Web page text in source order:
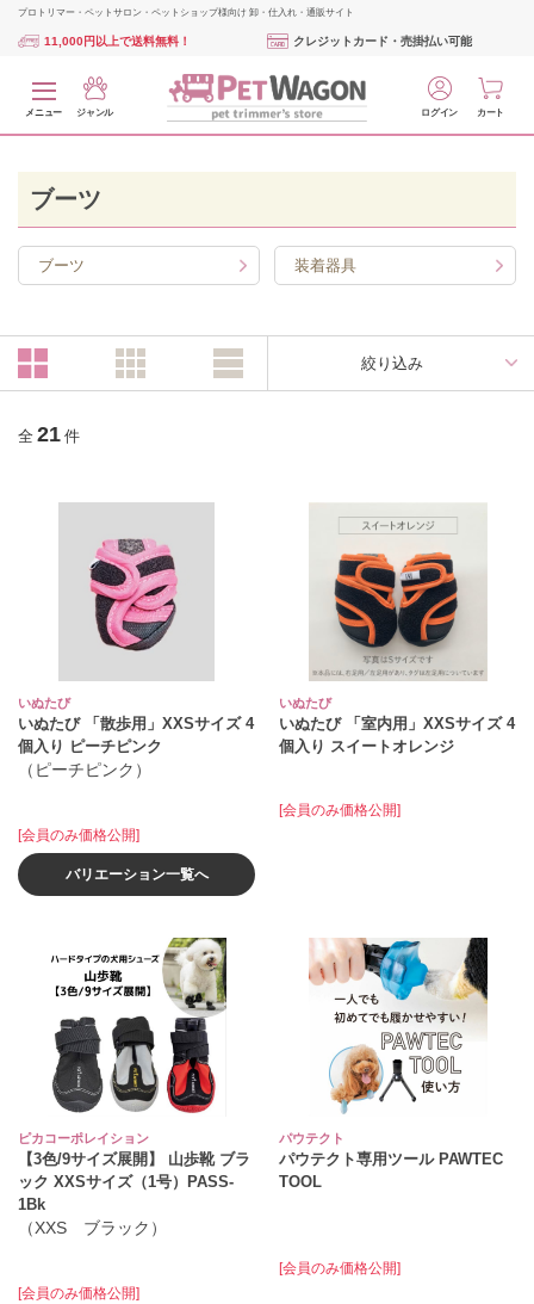
プロトリマー・ペットサロン・ペットショップ様向け 卸・仕入れ・通販サイト
11,000円以上で送料無料！ クレジットカード・売掛払い可能
メニュー ジャンル ログイン カート
ブーツ
ブーツ 装着器具
絞り込み
全 21 件
いぬたび
いぬたび 「散歩用」XXSサイズ 4
個入り ピーチピンク
（ピーチピンク）
[会員のみ価格公開]
バリエーション一覧へ
いぬたび
いぬたび 「室内用」XXSサイズ 4
個入り スイートオレンジ
[会員のみ価格公開]
ピカコーポレイション
【3色/9サイズ展開】 山歩靴 ブラ
ック XXSサイズ（1号）PASS‐
1Bk
（XXS ブラック）
[会員のみ価格公開]
パウテクト
パウテクト専用ツール PAWTEC
TOOL
[会員のみ価格公開]